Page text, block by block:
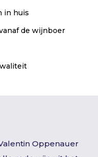
in huis
de wijnboer
Oppenauer